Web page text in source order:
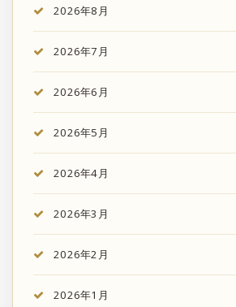
2026年8月
2026年7月
2026年6月
2026年5月
2026年4月
2026年3月
2026年2月
2026年1月